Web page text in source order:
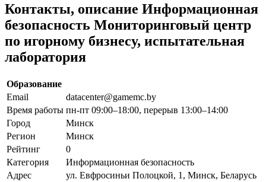
Контакты, описание Информационная
безопасность Мониторинговый центр
по игорному бизнесу, испытательная
лаборатория
Образование
Email
datacenter@gamemc.by
Время работы пн-пт 09:00–18:00, перерыв 13:00–14:00
Город
Минск
Регион
Минск
Рейтинг
0
Категория
Информационная безопасность
Адрес
ул. Евфросиньи Полоцкой, 1, Минск, Беларусь